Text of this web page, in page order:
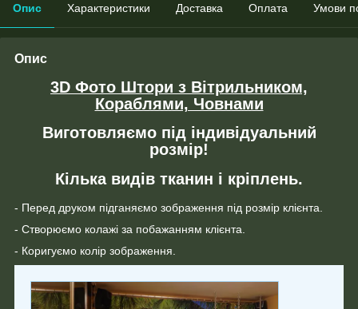
Опис Характеристики Доставка Оплата Умови
Опис
3D Фото Штори з Вітрильником,
Кораблями, Човнами
Виготовляємо під індивідуальний
розмір!
Кілька видів тканин і кріплень.
- Перед друком підганяємо зображення під розмір клієнта.
- Створюємо колажі за побажанням клієнта.
- Коригуємо колір зображення.